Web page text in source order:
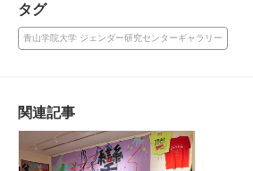
タグ
青山学院大学 ジェンダー研究センターギャラリー
関連記事